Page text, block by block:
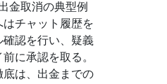
金取消の典型例
チャット履歴を
認を行い、疑義
に承認を取る。
底は、出金までの